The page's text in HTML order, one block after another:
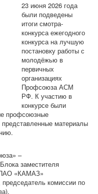
«УАЗ»
23 июня 2026 года
были подведены
итоги смотра-
конкурса ежегодного
конкурса на лучшую
постановку работы с
молодёжью в
первичных
организациях
Профсоюза АСМ
РФ. К участию в
конкурсе были
профсоюзные
представленные материалы
–
заместителя
ПАО «КАМАЗ»
комиссии по